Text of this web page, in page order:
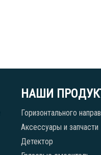
НАШИ
Горизонтального
Аксессуары и запчасти
Детектор